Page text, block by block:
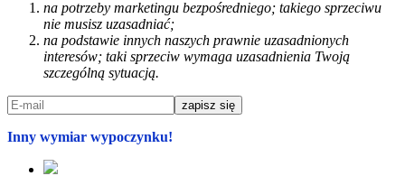
na potrzeby marketingu bezpośredniego; takiego sprzeciwu
nie musisz uzasadniać;
na podstawie innych naszych prawnie uzasadnionych
interesów; taki sprzeciw wymaga uzasadnienia Twoją
szczególną sytuacją.
Inny wymiar wypoczynku!